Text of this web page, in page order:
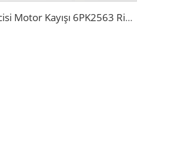
V Kayışı Çin Üreticisi Motor Kayışı 6PK2563 Ribbed PK 5PK692 Fan Tahrik Kayışı